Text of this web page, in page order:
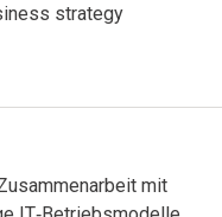
strategy
mit